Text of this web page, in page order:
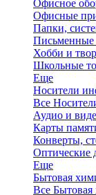
Офисное
Офисные
Папки,
Письменные
Хобби и
Школьные
Еще
Носители
Все
Аудио и
Карты
Конверты,
Оптические
Еще
Бытовая
Все Бытовая